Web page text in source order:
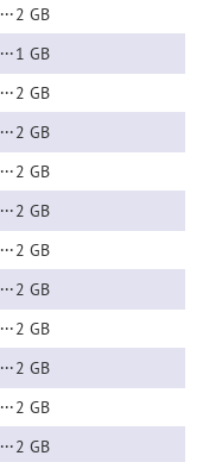
2 GB
1 GB
2 GB
2 GB
2 GB
2 GB
2 GB
2 GB
2 GB
2 GB
2 GB
2 GB